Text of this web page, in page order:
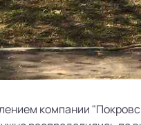
компании